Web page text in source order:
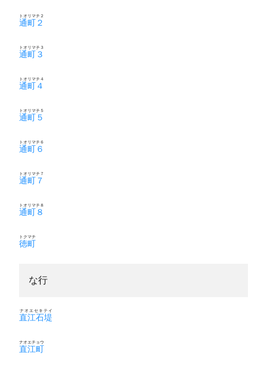
通町２
トオリマチ２
通町３
トオリマチ３
通町４
トオリマチ４
通町５
トオリマチ５
通町６
トオリマチ６
通町７
トオリマチ７
通町８
トオリマチ８
徳町
トクマチ
な行
直江石堤
ナオエセキテイ
直江町
ナオエチョウ